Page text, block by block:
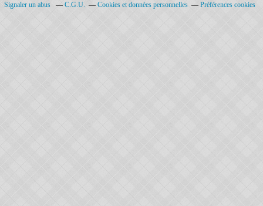
Signaler un abus C.G.U. Cookies et données personnelles Préférences cookies